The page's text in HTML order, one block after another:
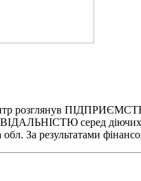
центр розглянув
серед діючих
За результатами